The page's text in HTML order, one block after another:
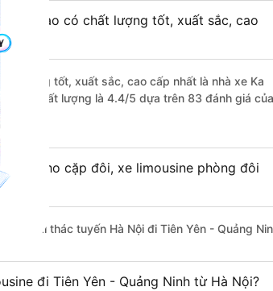
Nội nào có chất lượng tốt, xuất sắc, cao
lượng tốt, xuất sắc, cao cấp nhất là nhà xe Ka
điểm chất lượng là 4.4/5 dựa trên 83 đánh giá của
cho cặp đôi, xe limousine phòng đôi
khai thác tuyến Hà Nội đi Tiên Yên - Quảng
đi Tiên Yên - Quảng Ninh từ Hà Nội?